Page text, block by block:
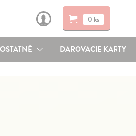
0 ks
OSTATNÉ DAROVACIE KARTY